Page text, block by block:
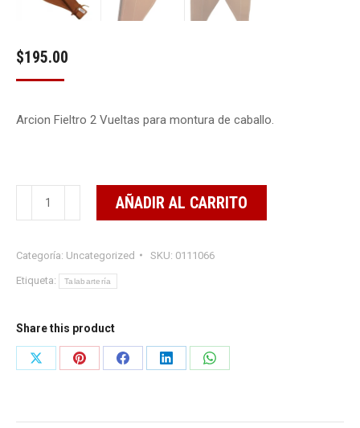
$195.00
Arcion Fieltro 2 Vueltas para montura de caballo.
Arcion
Fieltro
Vueltas
cantidad
AÑADIR AL CARRITO
Categoría: Uncategorized SKU: 0111066
Etiqueta: Talabartería
Share this product
Share
Share
Share
Share
Share